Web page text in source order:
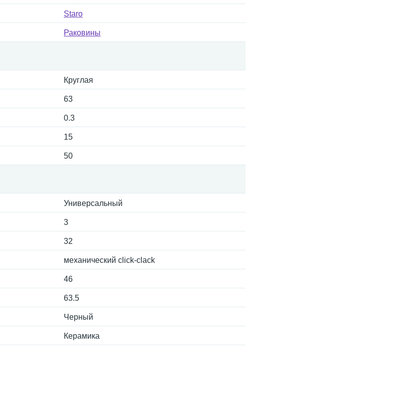
Staro
Раковины
Круглая
63
0.3
15
50
Универсальный
3
32
механический click-clack
46
63.5
Черный
Керамика